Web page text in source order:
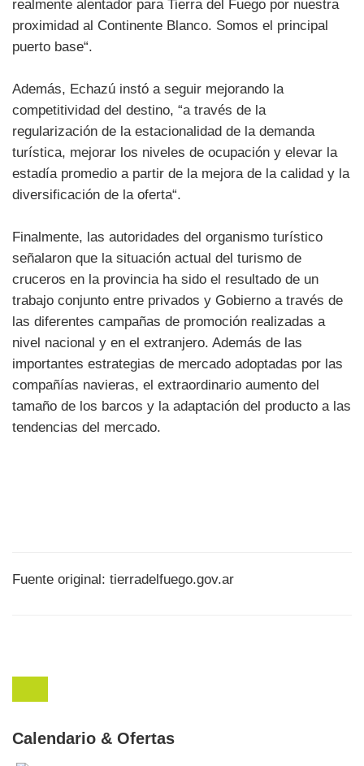
realmente alentador para Tierra del Fuego por nuestra
proximidad al Continente Blanco. Somos el principal
puerto base“.
Además, Echazú instó a seguir mejorando la
competitividad del destino, “a través de la
regularización de la estacionalidad de la demanda
turística, mejorar los niveles de ocupación y elevar la
estadía promedio a partir de la mejora de la calidad y la
diversificación de la oferta“.
Finalmente, las autoridades del organismo turístico
señalaron que la situación actual del turismo de
cruceros en la provincia ha sido el resultado de un
trabajo conjunto entre privados y Gobierno a través de
las diferentes campañas de promoción realizadas a
nivel nacional y en el extranjero. Además de las
importantes estrategias de mercado adoptadas por las
compañías navieras, el extraordinario aumento del
tamaño de los barcos y la adaptación del producto a las
tendencias del mercado.
Fuente original: tierradelfuego.gov.ar
Calendario & Ofertas